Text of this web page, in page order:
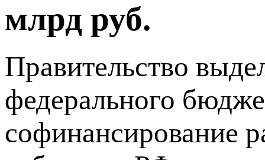
млрд руб.
Правительство
федерального
софинансирование